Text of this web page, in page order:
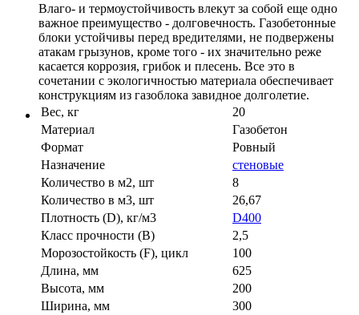
Влаго- и термоустойчивость влекут за собой еще одно
важное преимущество - долговечность. Газобетонные
блоки устойчивы перед вредителями, не подвержены
атакам грызунов, кроме того - их значительно реже
касается коррозия, грибок и плесень. Все это в
сочетании с экологичностью материала обеспечивает
конструкциям из газоблока завидное долголетие.
Вес, кг
20
Материал
Газобетон
Формат
Ровный
Назначение
стеновые
Количество в м2, шт
8
Количество в м3, шт
26,67
Плотность (D), кг/м3
D400
Класс прочности (B)
2,5
Морозостойкость (F), цикл
100
Длина, мм
625
Высота, мм
200
Ширина, мм
300